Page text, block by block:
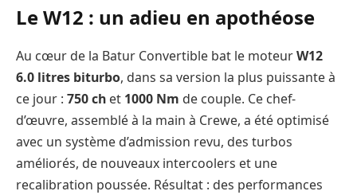
Le W12 : un adieu en apothéose
Au cœur de la Batur Convertible bat le moteurW12
6.0 litres biturbo, dans sa version la plus puissante à
ce jour : 750 ch et 1000 Nm de couple. Ce chef-
d’œuvre, assemblé à la main à Crewe, a été optimisé
avec un système d’admission revu, des turbos
améliorés, de nouveaux intercoolers et une
recalibration poussée. Résultat : des performances